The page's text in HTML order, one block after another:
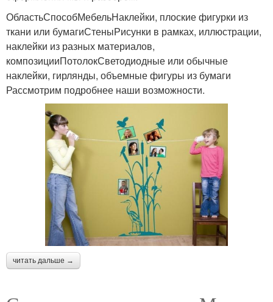
ОбластьСпособМебельНаклейки, плоские фигурки из
ткани или бумагиСтеныРисунки в рамках, иллюстрации,
наклейки из разных материалов,
композицииПотолокСветодиодные или обычные
наклейки, гирлянды, объемные фигуры из бумаги
Рассмотрим подробнее наши возможности.
читать дальше →